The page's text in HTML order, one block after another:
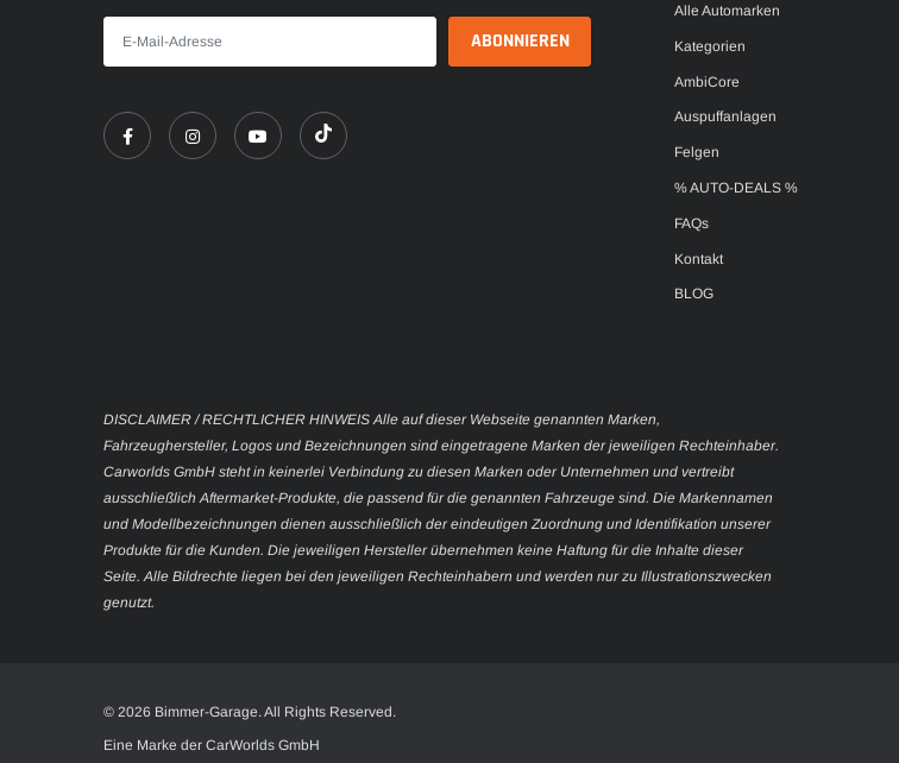
Alle Automarken
Kategorien
AmbiCore
Auspuffanlagen
Felgen
% AUTO-DEALS %
FAQs
Kontakt
BLOG
DISCLAIMER / RECHTLICHER HINWEIS Alle auf dieser Webseite genannten Marken,
Fahrzeughersteller, Logos und Bezeichnungen sind eingetragene Marken der jeweiligen Rechteinhaber.
Carworlds GmbH steht in keinerlei Verbindung zu diesen Marken oder Unternehmen und vertreibt
ausschließlich Aftermarket-Produkte, die passend für die genannten Fahrzeuge sind. Die Markennamen
und Modellbezeichnungen dienen ausschließlich der eindeutigen Zuordnung und Identifikation unserer
Produkte für die Kunden. Die jeweiligen Hersteller übernehmen keine Haftung für die Inhalte dieser
Seite. Alle Bildrechte liegen bei den jeweiligen Rechteinhabern und werden nur zu Illustrationszwecken
genutzt.
© 2026 Bimmer-Garage. All Rights Reserved.
Eine Marke der CarWorlds GmbH